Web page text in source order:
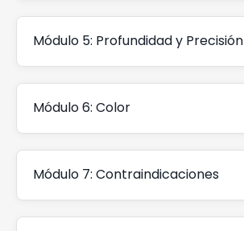
Módulo 5: Profundidad y Precisión
Módulo 6: Color
Módulo 7: Contraindicaciones